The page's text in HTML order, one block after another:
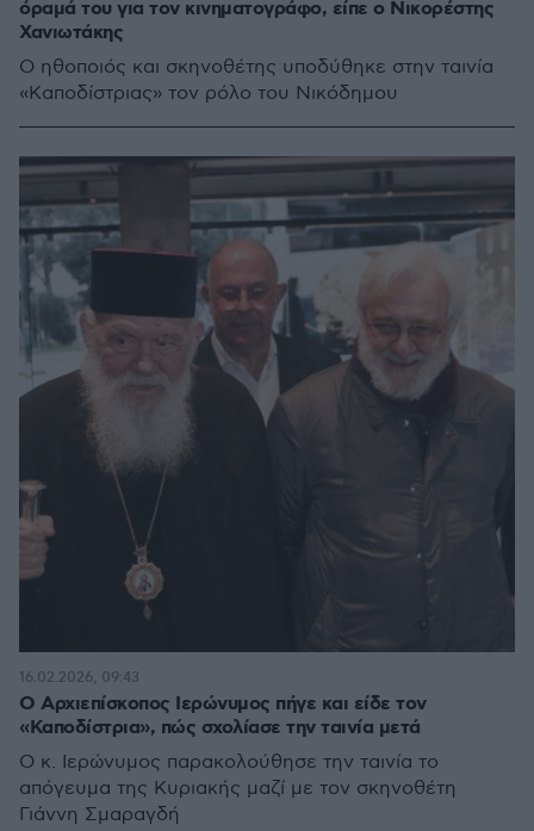
όραμά του για τον κινηματογράφο, είπε ο Νικορέστης
Χανιωτάκης
Ο ηθοποιός και σκηνοθέτης υποδύθηκε στην ταινία
«Καποδίστριας» τον ρόλο του Νικόδημου
Ο Αρχιεπίσκοπος Ιερώνυμος πήγε και είδε τον
«Καποδίστρια», πώς σχολίασε την ταινία μετά
Ο κ. Ιερώνυμος παρακολούθησε την ταινία το
απόγευμα της Κυριακής μαζί με τον σκηνοθέτη
Γιάννη Σμαραγδή
16.02.2026, 09:43